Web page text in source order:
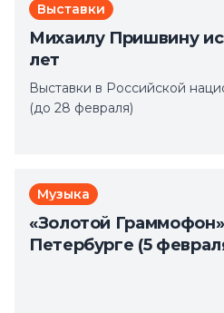
Выставки
Михаилу Пришвину
лет
Выставки в Российской
(до 28 февраля)
Музыка
«Золотой
Петербурге (5